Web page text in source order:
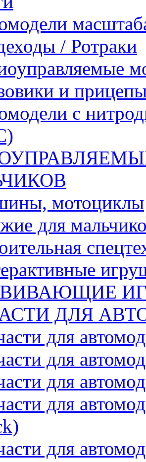
/ Ротраки
и
с
мотоциклы
для
ДЛЯ
для
для
для
для
для